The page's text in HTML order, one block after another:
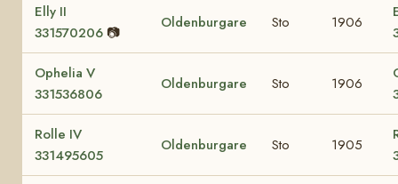
Elly II
331570206 📷
Oldenburgare Sto 1906
Ophelia V
331536806
Oldenburgare Sto 1906
Rolle IV
331495605
Oldenburgare Sto 1905